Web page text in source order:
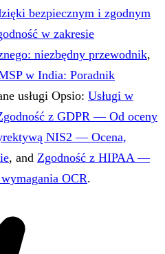
bezpiecznym i zgodnym
w zakresie
niezbędny przewodnik,
w India: Poradnik
usługi Opsio: Usługi w
z GDPR — Od oceny
NIS2 — Ocena,
, and Zgodność z HIPAA —
OCR.